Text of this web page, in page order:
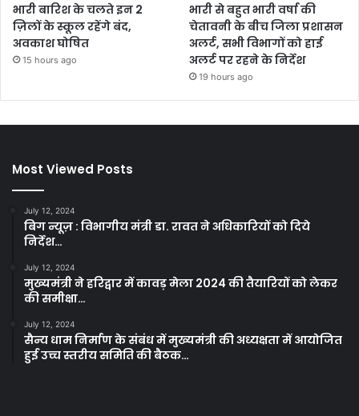
भारी बारिश के चलते इन 2
ज़िलों के स्कूल रहेंगे बंद,
अवकाश घोषित
15 hours ago
भारी से बहुत भारी वर्षा की
चेतावनी के बीच जिला प्रशासन
अलर्ट, सभी विभागों को हाई
अलर्ट पर रहने के निर्देश
19 hours ago
Most Viewed Posts
July 12, 2024
बिग न्यूज़ : विभागीय मंत्री डा. रावत ने अधिकारियों को दिये
निर्देश…
July 12, 2024
मुख्यमंत्री ने हरिद्वार में कावड़ मेला 2024 की तैयारियों को लेकर
की समीक्षा…
July 12, 2024
सैन्य धाम निर्माण के संबंध में मुख्यमंत्री की अध्यक्षता में आयोजित
हुई उच्च स्तरीय समिति की बैठक…